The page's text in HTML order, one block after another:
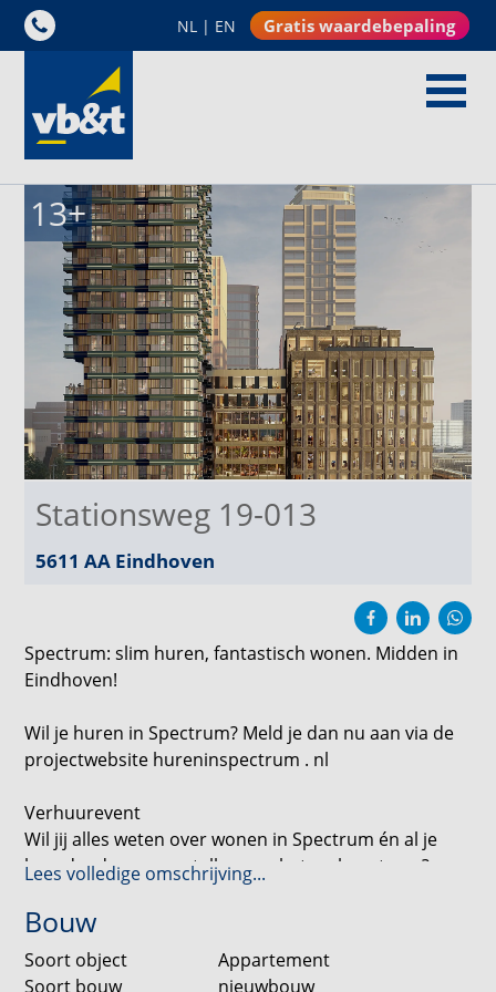
NL | EN Gratis waardebepaling
13+
Stationsweg 19-013
5611 AA Eindhoven
Spectrum: slim huren, fantastisch wonen. Midden in
Eindhoven!
Wil je huren in Spectrum? Meld je dan nu aan via de
projectwebsite hureninspectrum . nl
Verhuurevent
Wil jij alles weten over wonen in Spectrum én al je
brandende vragen stellen aan het verhuurteam?
Meld je dan via de projectwebsite hureninspectrum
aan voor het verhuurevent op donderdag 21 mei in
Lees volledige omschrijving...
Bouw
Soort object
Appartement
Soort bouw
nieuwbouw